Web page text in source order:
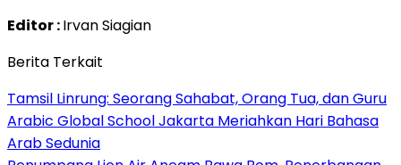
Editor :Irvan Siagian
Berita Terkait
Tamsil Linrung: Seorang Sahabat, Orang Tua, dan Guru
Arabic Global School Jakarta Meriahkan Hari Bahasa
Arab Sedunia